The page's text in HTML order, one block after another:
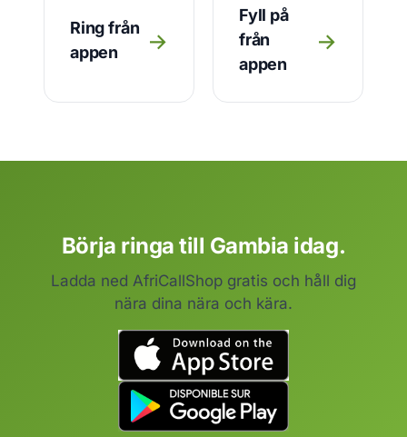
Ring från
appen
→
Fyll på
från
appen
→
Börja ringa till Gambia idag.
Ladda ned AfriCallShop gratis och håll dig
nära dina nära och kära.